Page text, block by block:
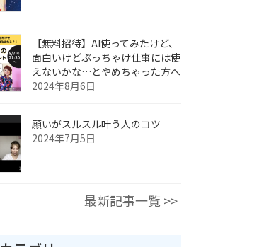
【無料招待】AI使ってみたけど、
面白いけどぶっちゃけ仕事には使
えないかな…とやめちゃった方へ
2024年8月6日
願いがスルスル叶う人のコツ
2024年7月5日
最新記事一覧 >>